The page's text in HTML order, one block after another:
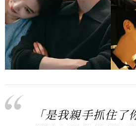
「是我親手抓住了